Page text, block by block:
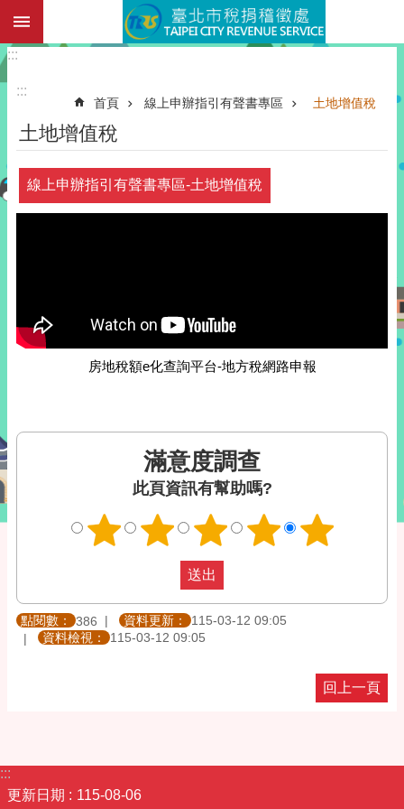
跳到主要內容區塊
:::
:::
首頁 線上申辦指引有聲書專區 土地增值稅
土地增值稅
線上申辦指引有聲書專區-土地增值稅
房地稅額e化查詢平台-地方稅網路申報
滿意度調查
此頁資訊有幫助嗎?
點閱數： 386 資料更新：
115-03-12 09:05
資料檢視：
115-03-12 09:05
回上一頁
:::
更新日期
115-08-06